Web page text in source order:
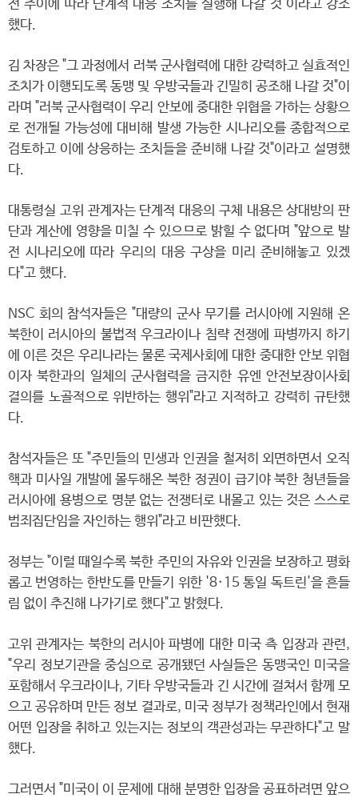
전 추이에 따라 단계적 대응 조치를 실행해 나갈 것"이라고 강조
했다.
김 차장은 "그 과정에서 러북 군사협력에 대한 강력하고 실효적인
조치가 이행되도록 동맹 및 우방국들과 긴밀히 공조해 나갈 것"이
라며 "러북 군사협력이 우리 안보에 중대한 위협을 가하는 상황으
로 전개될 가능성에 대비해 발생 가능한 시나리오를 종합적으로
검토하고 이에 상응하는 조치들을 준비해 나갈 것"이라고 설명했
다.
대통령실 고위 관계자는 단계적 대응의 구체 내용은 상대방의 판
단과 계산에 영향을 미칠 수 있으므로 밝힐 수 없다며 "앞으로 발
전 시나리오에 따라 우리의 대응 구상을 미리 준비해놓고 있겠
다"고 했다.
NSC 회의 참석자들은 "대량의 군사 무기를 러시아에 지원해 온
북한이 러시아의 불법적 우크라이나 침략 전쟁에 파병까지 하기
에 이른 것은 우리나라는 물론 국제사회에 대한 중대한 안보 위협
이자 북한과의 일체의 군사협력을 금지한 유엔 안전보장이사회
결의를 노골적으로 위반하는 행위"라고 지적하고 강력히 규탄했
다.
참석자들은 또 "주민들의 민생과 인권을 철저히 외면하면서 오직
핵과 미사일 개발에 몰두해온 북한 정권이 급기야 북한 청년들을
러시아에 용병으로 명분 없는 전쟁터로 내몰고 있는 것은 스스로
범죄집단임을 자인하는 행위"라고 비판했다.
정부는 "이럴 때일수록 북한 주민의 자유와 인권을 보장하고 평화
롭고 번영하는 한반도를 만들기 위한 '8·15 통일 독트린'을 흔들
림 없이 추진해 나가기로 했다"고 밝혔다.
고위 관계자는 북한의 러시아 파병에 대한 미국 측 입장과 관련,
"우리 정보기관을 중심으로 공개됐던 사실들은 동맹국인 미국을
포함해서 우크라이나, 기타 우방국들과 긴 시간에 걸쳐서 함께 모
으고 공유하며 만든 정보 결과로, 미국 정부가 정책라인에서 현재
어떤 입장을 취하고 있는지는 정보의 객관성과는 무관하다"고 말
했다.
그러면서 "미국이 이 문제에 대해 분명한 입장을 공표하려면 앞으